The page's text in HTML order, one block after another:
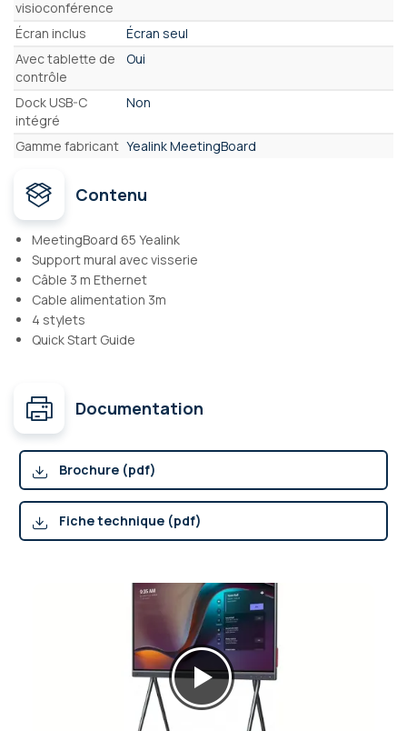
visioconférence
Écran inclus
Écran seul
Avec tablette de
contrôle
Oui
Dock USB-C
intégré
Non
Gamme fabricant Yealink MeetingBoard
Contenu
MeetingBoard 65 Yealink
Support mural avec visserie
Câble 3 m Ethernet
Cable alimentation 3m
4 stylets
Quick Start Guide
Documentation
Brochure (pdf)
Fiche technique (pdf)